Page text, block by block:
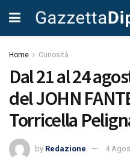
Home Curiosità
Dal 21 al 24
del JOHN
Torricella
by Redazione 4